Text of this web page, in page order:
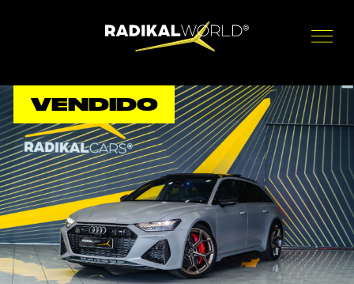
VENDIDO